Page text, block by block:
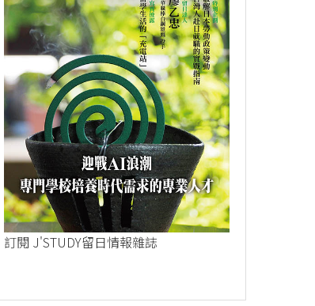
訂閱 J'STUDY留日情報雜誌